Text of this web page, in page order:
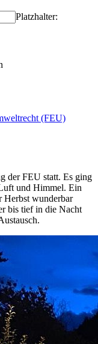
Platzhalter:
(FEU)
der FEU statt. Es ging
und Himmel. Ein
Herbst wunderbar
bis tief in die Nacht